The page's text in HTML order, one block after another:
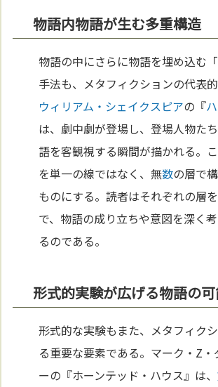
物語内物語が生む多重構造
物語の中にさらに物語を埋め込む
手法も、メタフィクションの代表的
ウィリアム・シェイクスピアの『
は、劇中劇が登場し、登場人物た
語を客観視する瞬間が描かれる。
を単一の線ではなく、無数の層で
ものにする。読者はそれぞれの層
で、物語の成り立ちや意図を深く
るのである。
形式的実験が広げる物語の
形式的な実験もまた、メタフィク
る重要な要素である。マーク・Z
ーの『ホーンテッド・ハウス』は、